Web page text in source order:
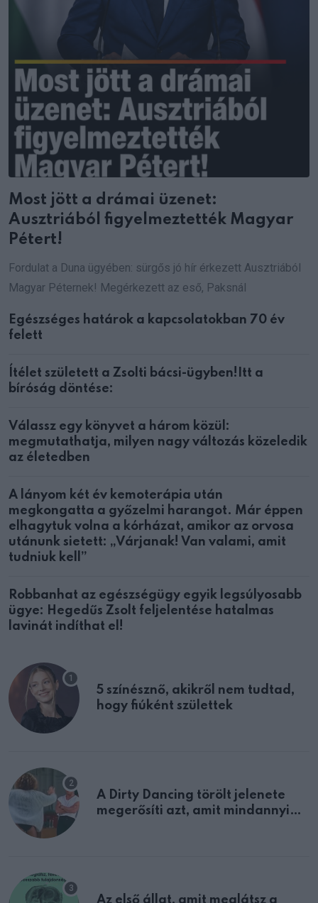
Most jött a drámai üzenet:
Ausztriából figyelmeztették Magyar
Pétert!
Fordulat a Duna ügyében: sürgős jó hír érkezett Ausztriából
Magyar Péternek! Megérkezett az eső, Paksnál
Egészséges határok a kapcsolatokban 70 év
felett
Ítélet született a Zsolti bácsi-ügyben!Itt a
bíróság döntése:
Válassz egy könyvet a három közül:
megmutathatja, milyen nagy változás közeledik
az életedben
A lányom két év kemoterápia után
megkongatta a győzelmi harangot. Már éppen
elhagytuk volna a kórházat, amikor az orvosa
utánunk sietett: „Várjanak! Van valami, amit
tudniuk kell”
Robbanhat az egészségügy egyik legsúlyosabb
ügye: Hegedűs Zsolt feljelentése hatalmas
lavinát indíthat el!
5 színésznő, akikről nem tudtad,
hogy fiúként születtek
A Dirty Dancing törölt jelenete
megerősíti azt, amit mindannyian
Az első állat, amit meglátsz a